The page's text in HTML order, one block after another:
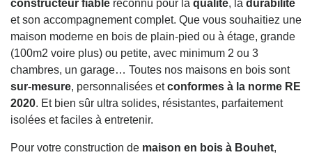
constructeur fiable reconnu pour la qualité, la durabilité
et son accompagnement complet. Que vous souhaitiez une
maison moderne en bois de plain-pied ou à étage, grande
(100m2 voire plus) ou petite, avec minimum 2 ou 3
chambres, un garage… Toutes nos maisons en bois sont
sur-mesure, personnalisées etconformes à la norme RE
2020. Et bien sûr ultra solides, résistantes, parfaitement
isolées et faciles à entretenir.
Pour votre construction de maison en bois à Bouhet,